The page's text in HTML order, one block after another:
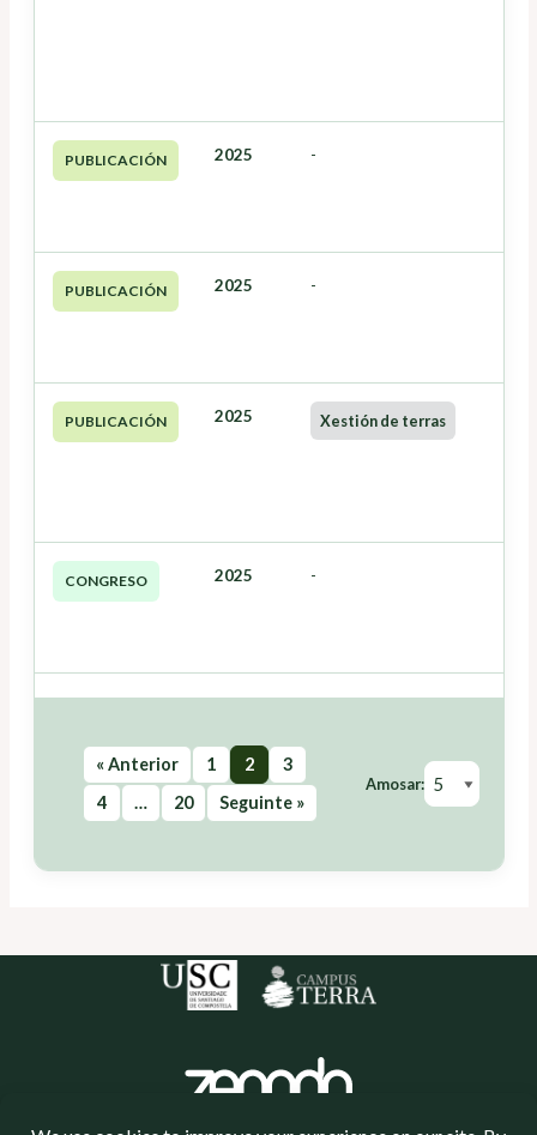
PUBLICACIÓN 2025 -
PUBLICACIÓN 2025 -
PUBLICACIÓN 2025 Xestión de terras
CONGRESO 2025 -
« Anterior 1 2
3
4
… 20 Seguinte »
Amosar: